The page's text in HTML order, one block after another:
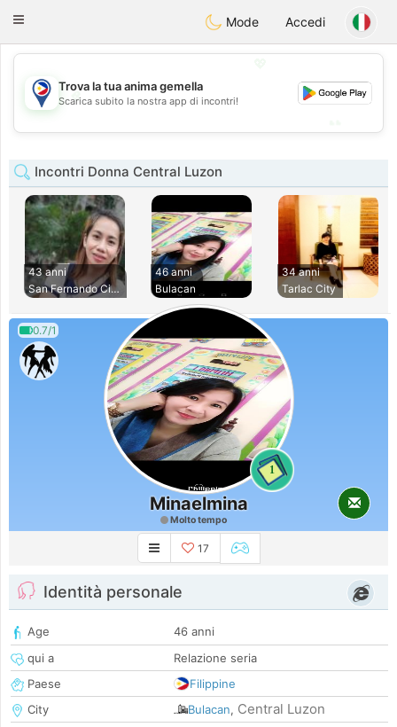
PhilippinesChat
Toggle
Mode Accedi
💖
💕
Trova la tua anima gemella
Scarica subito la nostra app di incontri!
Incontri Donna Central Luzon
43 anni
San Fernando City
46 anni
Bulacan
34 anni
Tarlac City
0.7/1
1
Minaelmina
Molto tempo
17
Identità personale
Age
46 anni
qui a
Relazione seria
Paese
Filippine
City
Bulacan, Central Luzon